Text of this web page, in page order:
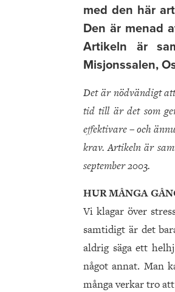
med den här
Den är menad
Artikeln är
Misjonssalen,
Det är nödvändigt
tid till är det som
effektivare – och
krav. Artikeln är
september 2003.
HUR MÅNGA
Vi klagar över
samtidigt är det
aldrig säga ett
något annat. Man
många verkar tro